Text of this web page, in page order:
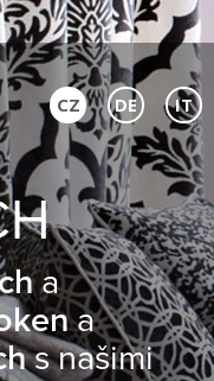
a
a
s našimi
CZ DE IT